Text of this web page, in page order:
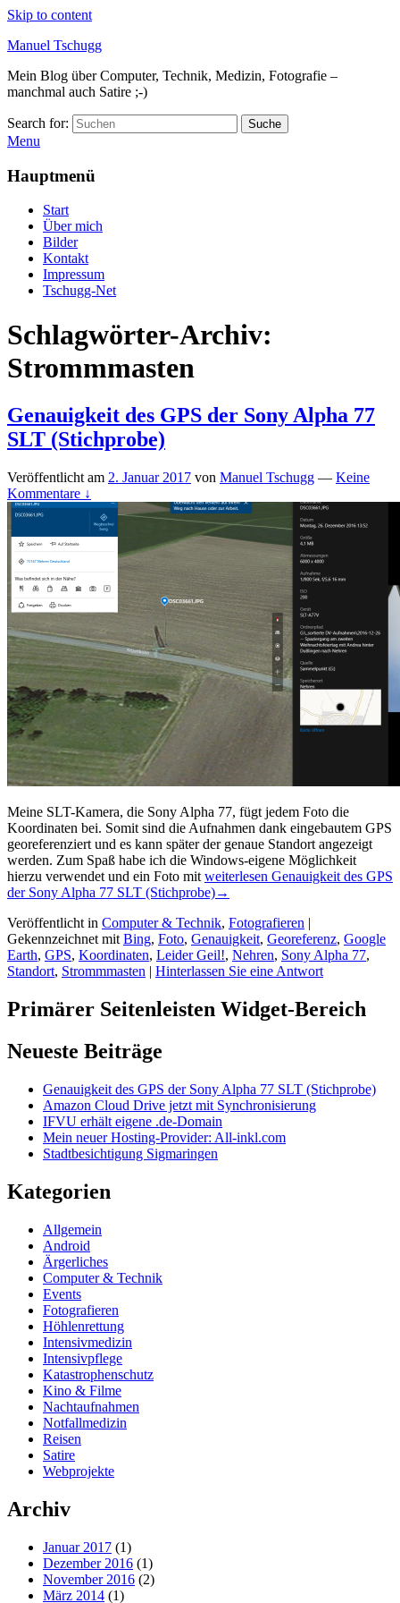
Skip to content
Manuel Tschugg
Mein Blog über Computer, Technik, Medizin, Fotografie –
manchmal auch Satire ;-)
Search for: Suche
Menu
Hauptmenü
Start
Über mich
Bilder
Kontakt
Impressum
Tschugg-Net
Schlagwörter-Archiv:
Strommmasten
Genauigkeit des GPS der Sony Alpha 77
SLT (Stichprobe)
Veröffentlicht am 2. Januar 2017 von Manuel Tschugg — Keine
Kommentare ↓
Meine SLT-Kamera, die Sony Alpha 77, fügt jedem Foto die
Koordinaten bei. Somit sind die Aufnahmen dank eingebautem GPS
georeferenziert und es kann später der genaue Standort angezeigt
werden. Zum Spaß habe ich die Windows-eigene Möglichkeit
hierzu verwendet und ein Foto mit weiterlesen Genauigkeit des GPS
der Sony Alpha 77 SLT (Stichprobe)→
Veröffentlicht in Computer & Technik, Fotografieren |
Gekennzeichnet mit Bing, Foto, Genauigkeit, Georeferenz, Google
Earth, GPS, Koordinaten, Leider Geil!, Nehren, Sony Alpha 77,
Standort, Strommmasten | Hinterlassen Sie eine Antwort
Primärer Seitenleisten Widget-Bereich
Neueste Beiträge
Genauigkeit des GPS der Sony Alpha 77 SLT (Stichprobe)
Amazon Cloud Drive jetzt mit Synchronisierung
IFVU erhält eigene .de-Domain
Mein neuer Hosting-Provider: All-inkl.com
Stadtbesichtigung Sigmaringen
Kategorien
Allgemein
Android
Ärgerliches
Computer & Technik
Events
Fotografieren
Höhlenrettung
Intensivmedizin
Intensivpflege
Katastrophenschutz
Kino & Filme
Nachtaufnahmen
Notfallmedizin
Reisen
Satire
Webprojekte
Archiv
Januar 2017 (1)
Dezember 2016 (1)
November 2016 (2)
März 2014 (1)